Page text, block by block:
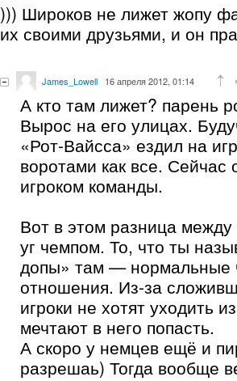
))) Широков не лижет жопу
их своими друзьями, и он
James_Lowell 16 апреля 2012, 01:14
А кто там лижет? парень
Вырос на его улицах.
«Рот-Вайсса» ездил на
воротами как все. Сейчас
игроком команды.
Вот в этом разница
уг чемпом. То, что ты
допы» там — нормальные
отношения. Из-за
игроки не хотят уходить
мечтают в него попасть.
А скоро у немцев ещё и
разрешаь) Тогда вообще